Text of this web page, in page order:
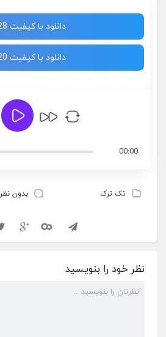
دانلود با کیفیت 128
دانلود با کیفیت 320
00:00
تک ترک بدون نظر
نظر خود را بنویسید